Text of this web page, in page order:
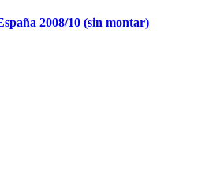
2008/10 (sin montar)